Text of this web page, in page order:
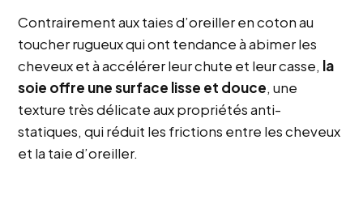
Contrairement aux taies d’oreiller en coton au
toucher rugueux qui ont tendance à abimer les
cheveux et à accélérer leur chute et leur casse, la
soie offre une surface lisse et douce, une
texture très délicate aux propriétés anti-
statiques, qui réduit les frictions entre les cheveux
et la taie d’oreiller.